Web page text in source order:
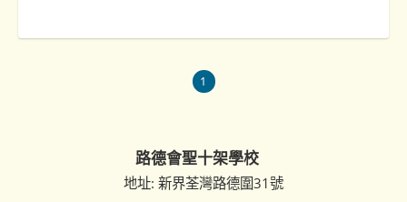
1
路德會聖十架學校
地址: 新界荃灣路德圍31號